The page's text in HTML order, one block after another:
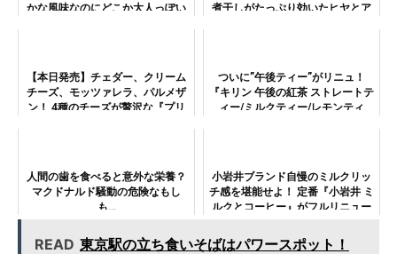
かな風味なのにどこか大人っぽい
煮干しがたっぷり効いたヒヤとア
【本日発売】チェダー、クリーム
チーズ、モッツァレラ、パルメザ
ン！ 4種のチーズが贅沢な『プリ
ついに”午後ティー”がリニュ！
『キリン 午後の紅茶 ストレートテ
ィー/ミルクティー/レモンティ
人間の歯を食べると意外な栄養？
マクドナルド騒動の危険なもし
も…
小岩井ブランド自慢のミルクリッ
チ感を堪能せよ！ 定番『小岩井 ミ
ルクとコーヒー』がフルリニュー
READ 東京駅の立ち食いそばはパワースポット！